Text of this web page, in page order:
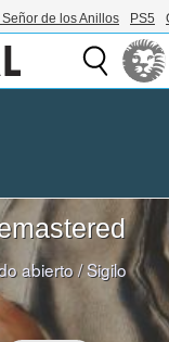
Señor de los Anillos PS5
abierto/Sigilo